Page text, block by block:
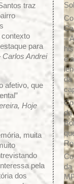
traz
para
Carlos Andrei
afetivo, que
Hoje
muita
pela
dos
– A
e
da
da
da